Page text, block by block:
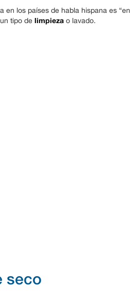
en los países de habla hispana es “en
tipo de limpieza o lavado.
seco